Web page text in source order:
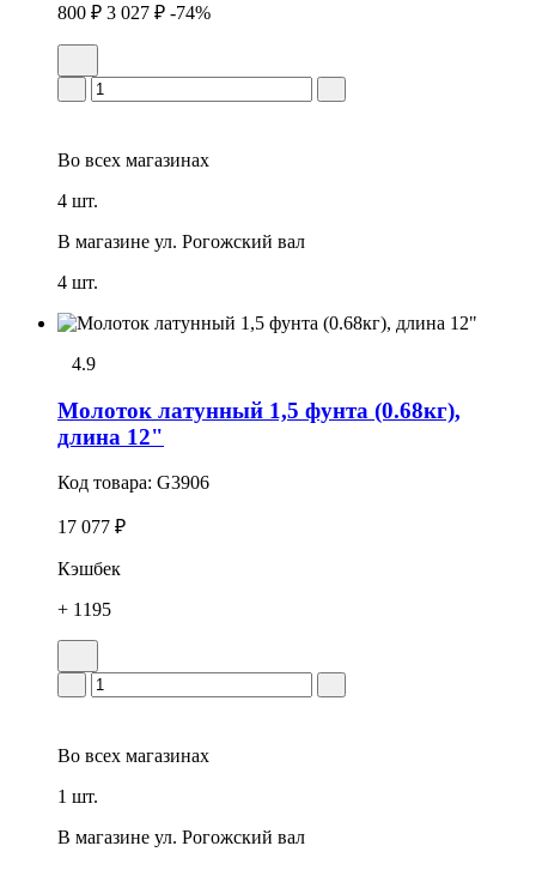
800 ₽ 3 027 ₽ -74%
Во всех магазинах
4 шт.
В магазине ул. Рогожский вал
4 шт.
4.9
Молоток латунный 1,5 фунта (0.68кг),
длина 12"
Код товара: G3906
17 077 ₽
Кэшбек
+ 1195
Во всех магазинах
1 шт.
В магазине ул. Рогожский вал